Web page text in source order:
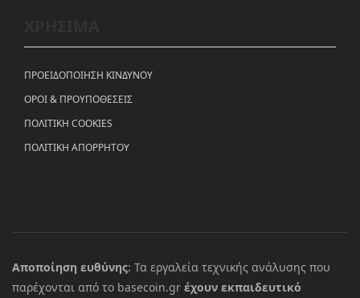
ΠΡΟΕΙΔΟΠΟΙΗΣΗ ΚΙΝΔΥΝΟΥ
ΟΡΟΙ & ΠΡΟΥΠΟΘΕΣΕΙΣ
ΠΟΛΙΤΙΚΗ COOKIES
ΠΟΛΙΤΙΚΗ ΑΠΟΡΡΗΤΟΥ
Αποποίηση ευθύνης: Τα εργαλεία τεχνικής ανάλυσης που
παρέχονται από το basecoin.gr έχουν εκπαιδευτικό